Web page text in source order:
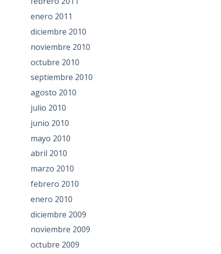
enero 2011
diciembre 2010
noviembre 2010
octubre 2010
septiembre 2010
agosto 2010
julio 2010
junio 2010
mayo 2010
abril 2010
marzo 2010
febrero 2010
enero 2010
diciembre 2009
noviembre 2009
octubre 2009